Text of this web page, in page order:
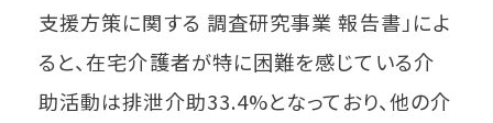
支援方策に関する 調査研究事業 報告書」によ
ると、在宅介護者が特に困難を感じている介
助活動は排泄介助33.4%となっており、他の介